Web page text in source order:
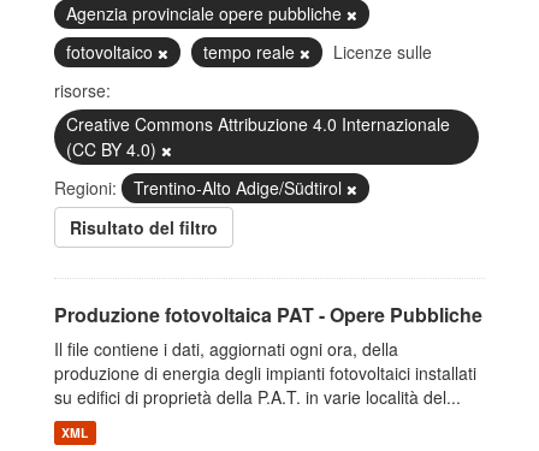
Agenzia provinciale opere pubbliche
fotovoltaico
tempo reale
Licenze sulle
risorse:
Creative Commons Attribuzione 4.0 Internazionale
(CC BY 4.0)
Regioni:
Trentino-Alto Adige/Südtirol
Risultato del filtro
Produzione fotovoltaica PAT - Opere Pubbliche
Il file contiene i dati, aggiornati ogni ora, della
produzione di energia degli impianti fotovoltaici installati
su edifici di proprietà della P.A.T. in varie località del...
XML